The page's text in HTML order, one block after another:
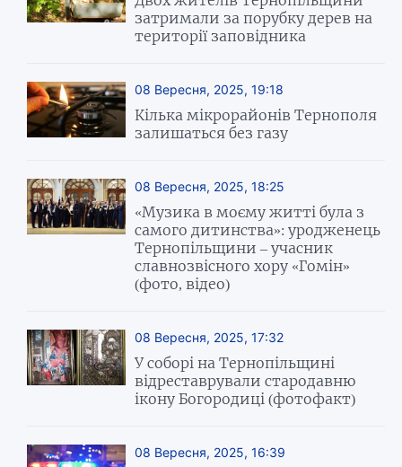
затримали за порубку дерев на
території заповідника
08 Вересня, 2025, 19:18
Кілька мікрорайонів Тернополя
залишаться без газу
08 Вересня, 2025, 18:25
«Музика в моєму житті була з
самого дитинства»: уродженець
Тернопільщини – учасник
славнозвісного хору «Гомін»
(фото, відео)
08 Вересня, 2025, 17:32
У соборі на Тернопільщині
відреставрували стародавню
ікону Богородиці (фотофакт)
08 Вересня, 2025, 16:39